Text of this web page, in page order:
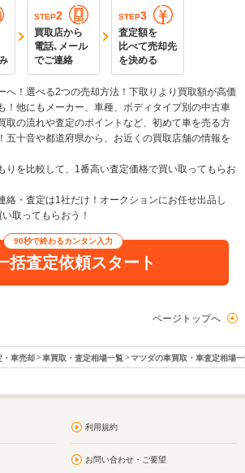
STEP2
買取店から
電話､メール
でご連絡
STEP3
査定額を
比べて売却先
を決める
へ！選べる2つの売却方法！下取りより買取額が高価
！他にもメーカー、車種、ボディタイプ別の中古車
取の流れや査定のポイントなど、初めて車を売る方
五十音や都道府県から、お近くの買取店舗の情報を
りを比較して、1番高い査定価格で買い取ってもらお
絡・査定は1社だけ！オークションにお任せ出品し
取ってもらおう！
90秒で終わるカンタン入力
括査定依頼スタート
ページトップへ
・車売却 車買取・査定相場一覧 マツダの車買取・車査定相場
利用規約
お問い合わせ・ご要望